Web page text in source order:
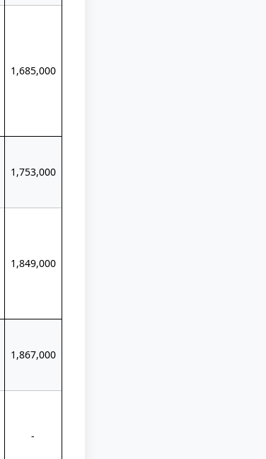
1,685,000
1,753,000
1,849,000
1,867,000
-